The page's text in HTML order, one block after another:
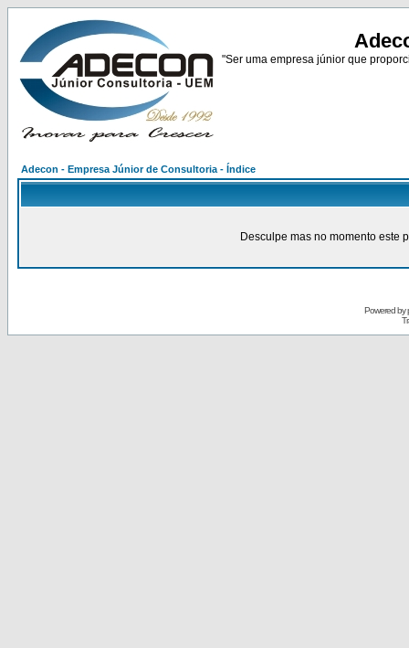
"Ser uma empresa júnior que
Adecon - Empresa Júnior de Consultoria - Índice
Desculpe mas no momento este
Powered by